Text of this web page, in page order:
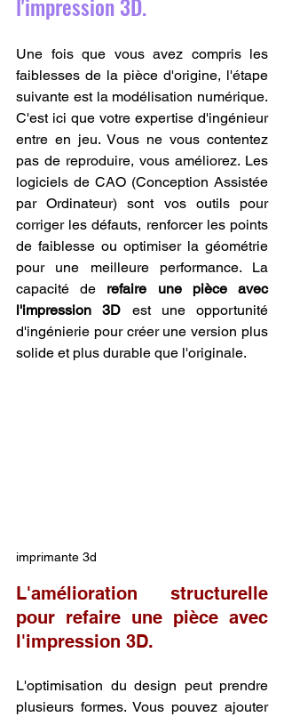
Une fois que vous avez compris les
faiblesses de la pièce d'origine, l'étape
suivante est la modélisation numérique.
C'est ici que votre expertise d'ingénieur
entre en jeu. Vous ne vous contentez
pas de reproduire, vous améliorez. Les
logiciels de CAO (Conception Assistée
par Ordinateur) sont vos outils pour
corriger les défauts, renforcer les points
de faiblesse ou optimiser la géométrie
pour une meilleure performance. La
capacité de refaire une pièce avec
l'impression 3D est une opportunité
d'ingénierie pour créer une version plus
solide et plus durable que l'originale.
imprimante 3d
L'amélioration structurelle
pour refaire une pièce avec
l'impression 3D.
L'optimisation du design peut prendre
plusieurs formes. Vous pouvez ajouter